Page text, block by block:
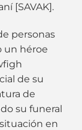
[SAVAK].
personas
un héroe
de su
de
su funeral
en